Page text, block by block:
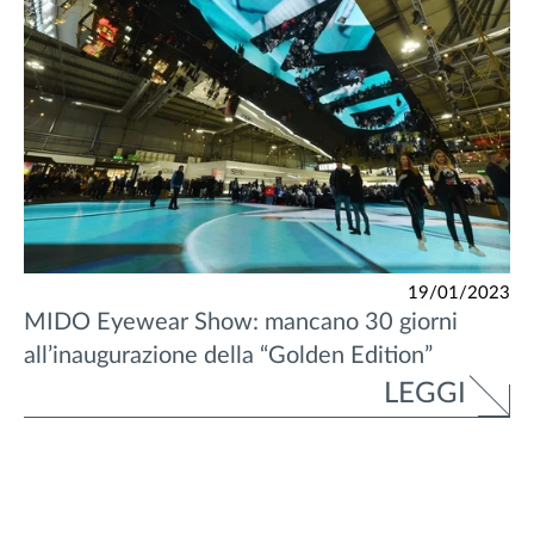
19/01/2023
MIDO Eyewear Show: mancano 30 giorni
all’inaugurazione della “Golden Edition”
LEGGI